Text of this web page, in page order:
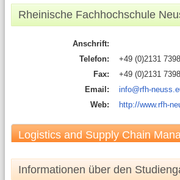
Rheinische Fachhochschule
Anschrift:
Telefon:
+49 (0)2131
Fax:
+49 (0)2131
Email:
info@rfh-
Web:
http://www.rfh-
Logistics and Supply Chain
Informationen über den